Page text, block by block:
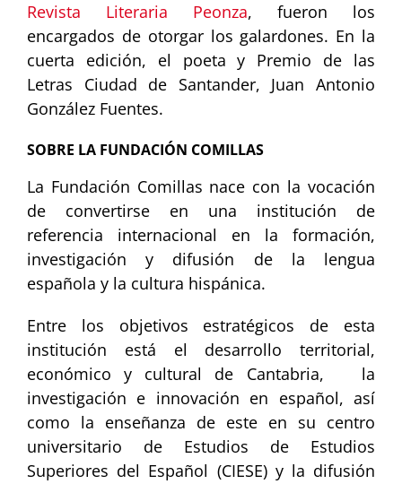
Revista Literaria Peonza, fueron los
encargados de otorgar los galardones. En la
cuerta edición, el poeta y Premio de las
Letras Ciudad de Santander, Juan Antonio
González Fuentes.
SOBRE LA FUNDACIÓN COMILLAS
La Fundación Comillas nace con la vocación
de convertirse en una institución de
referencia internacional en la formación,
investigación y difusión de la lengua
española y la cultura hispánica.
Entre los objetivos estratégicos de esta
institución está el desarrollo territorial,
económico y cultural de Cantabria, la
investigación e innovación en español, así
como la enseñanza de este en su centro
universitario de Estudios de Estudios
Superiores del Español (CIESE) y la difusión